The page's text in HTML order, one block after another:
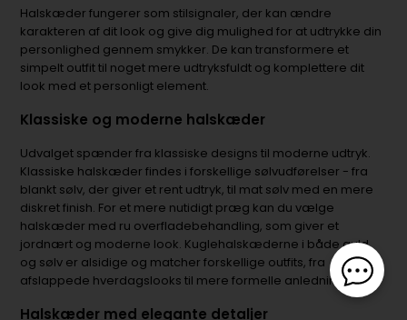
Halskæder fungerer som stilsignaler, der kan ændre
karakteren af dit look og give dig mulighed for at udtrykke din
personlighed gennem smykker. De kan transformere et
simpelt outfit til noget mere udtryksfuldt og komplettere dit
look med et personligt element.
Klassiske og moderne halskæder
Udvalget spænder fra klassiske designs til moderne udtryk.
Klassiske halskæder findes i forskellige sølvudførelser - fra
blankt sølv, der giver et rent udtryk, til mat sølv med en mere
diskret finish. For et mere nutidigt præg kan du vælge
halskæder med ru overfladebehandling, som giver et
jordnært og moderne look. Kuglehalskæderne i både guld
og sølv er alsidige og matcher forskellige outfits, fra
afslappede hverdagslooks til mere formelle anledninger.
Halskæder med elegante detaljer